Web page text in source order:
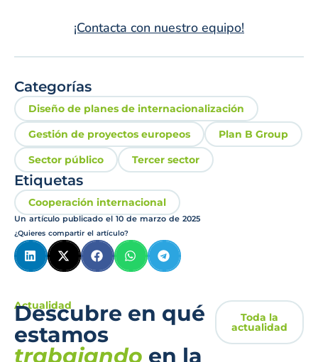
¡Contacta con nuestro equipo!
Categorías
Diseño de planes de internacionalización
Gestión de proyectos europeos
Plan B Group
Sector público
Tercer sector
Etiquetas
Cooperación internacional
Un artículo publicado el10 de marzo de 2025
¿Quieres compartir el artículo?
Actualidad
Descubre en qué
estamos
trabajando en la
Toda la
actualidad